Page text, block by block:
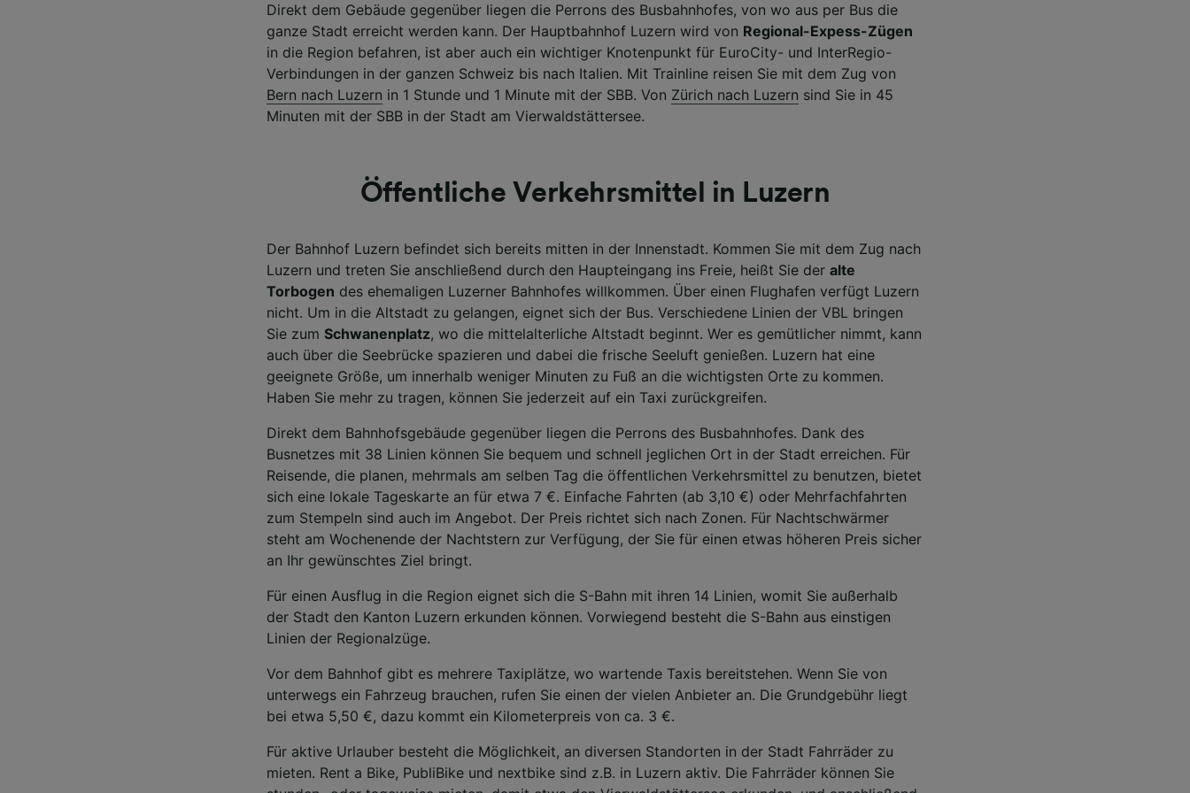
Direkt dem Gebäude gegenüber liegen die Perrons des Busbahnhofes, von wo aus per Bus die
ganze Stadt erreicht werden kann. Der Hauptbahnhof Luzern wird von Regional-Expess-Zügen
in die Region befahren, ist aber auch ein wichtiger Knotenpunkt für EuroCity- und InterRegio-
Verbindungen in der ganzen Schweiz bis nach Italien. Mit Trainline reisen Sie mit dem Zug von
Bern nach Luzern in 1 Stunde und 1 Minute mit der SBB. Von Zürich nach Luzern sind Sie in 45
Minuten mit der SBB in der Stadt am Vierwaldstättersee.
Öffentliche Verkehrsmittel in Luzern
Der Bahnhof Luzern befindet sich bereits mitten in der Innenstadt. Kommen Sie mit dem Zug nach
Luzern und treten Sie anschließend durch den Haupteingang ins Freie, heißt Sie deralte
Torbogen des ehemaligen Luzerner Bahnhofes willkommen. Über einen Flughafen verfügt Luzern
nicht. Um in die Altstadt zu gelangen, eignet sich der Bus. Verschiedene Linien der VBL bringen
Sie zum Schwanenplatz, wo die mittelalterliche Altstadt beginnt. Wer es gemütlicher nimmt, kann
auch über die Seebrücke spazieren und dabei die frische Seeluft genießen. Luzern hat eine
geeignete Größe, um innerhalb weniger Minuten zu Fuß an die wichtigsten Orte zu kommen.
Haben Sie mehr zu tragen, können Sie jederzeit auf ein Taxi zurückgreifen.
Direkt dem Bahnhofsgebäude gegenüber liegen die Perrons des Busbahnhofes. Dank des
Busnetzes mit 38 Linien können Sie bequem und schnell jeglichen Ort in der Stadt erreichen. Für
Reisende, die planen, mehrmals am selben Tag die öffentlichen Verkehrsmittel zu benutzen, bietet
sich eine lokale Tageskarte an für etwa 7 €. Einfache Fahrten (ab 3,10 €) oder Mehrfachfahrten
zum Stempeln sind auch im Angebot. Der Preis richtet sich nach Zonen. Für Nachtschwärmer
steht am Wochenende der Nachtstern zur Verfügung, der Sie für einen etwas höheren Preis sicher
an Ihr gewünschtes Ziel bringt.
Für einen Ausflug in die Region eignet sich die S-Bahn mit ihren 14 Linien, womit Sie außerhalb
der Stadt den Kanton Luzern erkunden können. Vorwiegend besteht die S-Bahn aus einstigen
Linien der Regionalzüge.
Vor dem Bahnhof gibt es mehrere Taxiplätze, wo wartende Taxis bereitstehen. Wenn Sie von
unterwegs ein Fahrzeug brauchen, rufen Sie einen der vielen Anbieter an. Die Grundgebühr liegt
bei etwa 5,50 €, dazu kommt ein Kilometerpreis von ca. 3 €.
Für aktive Urlauber besteht die Möglichkeit, an diversen Standorten in der Stadt Fahrräder zu
mieten. Rent a Bike, PubliBike und nextbike sind z.B. in Luzern aktiv. Die Fahrräder können Sie
Liste der Partner (Lieferanten)